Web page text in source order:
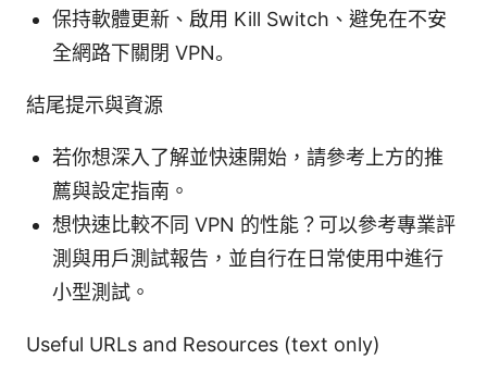
保持軟體更新、啟用 Kill Switch、避免在不安
全網路下關閉 VPN。
結尾提示與資源
若你想深入了解並快速開始，請參考上方的推
薦與設定指南。
想快速比較不同 VPN 的性能？可以參考專業評
測與用戶測試報告，並自行在日常使用中進行
小型測試。
Useful URLs and Resources (text only)